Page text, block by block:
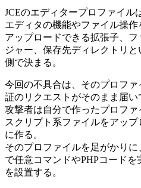
JCEのエディタープロファイル
エディタの機能やファイル操作
アップロードできる拡張子、
ジャー、保存先ディレクトリ
側で決まる。
今回の不具合は、そのプロフ
証のリクエストがそのまま届い
攻撃者は自分で作ったプロフ
スクリプト系ファイルをアッ
に作る。
そのプロファイルを足がかり
で任意コマンドやPHPコードを
を設置する。